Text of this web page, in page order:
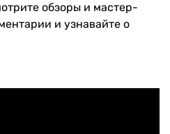
обзоры и мастер-
и узнавайте о